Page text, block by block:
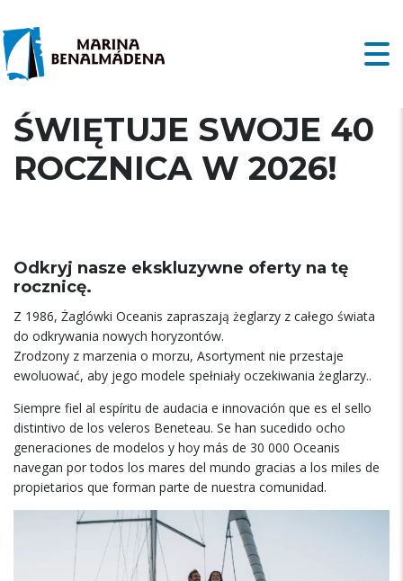
LINIA OCEANIS
ŚWIĘTUJE SWOJE 40
ROCZNICA W 2026!
Odkryj nasze ekskluzywne oferty na tę
rocznicę.
Z 1986, Żaglówki Oceanis zapraszają żeglarzy z całego świata
do odkrywania nowych horyzontów.
Zrodzony z marzenia o morzu, Asortyment nie przestaje
ewoluować, aby jego modele spełniały oczekiwania żeglarzy..
Siempre fiel al espíritu de audacia e innovación que es el sello
distintivo de los veleros Beneteau. Se han sucedido ocho
generaciones de modelos y hoy más de 30 000 Oceanis
navegan por todos los mares del mundo gracias a los miles de
propietarios que forman parte de nuestra comunidad.